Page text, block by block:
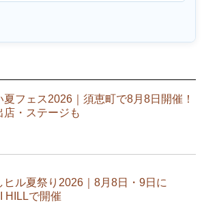
夏フェス2026｜須恵町で8月8日開催！
店・ステージも
ヒル夏祭り2026｜8月8日・9日に
HILLで開催